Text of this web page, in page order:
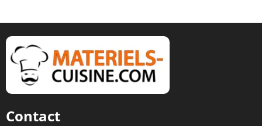
Contact